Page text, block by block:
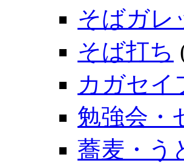
そばガレ
そば打ち
カガセイ
勉強会・
蕎麦・う